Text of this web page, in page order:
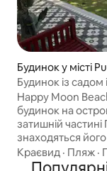
Будинок у місті
Будинок із
Happy Moon
будинок на
затишній
знаходяться його
бухти та яхт-клуб.
ванні кімнати,
Краєвид · Пляж ·